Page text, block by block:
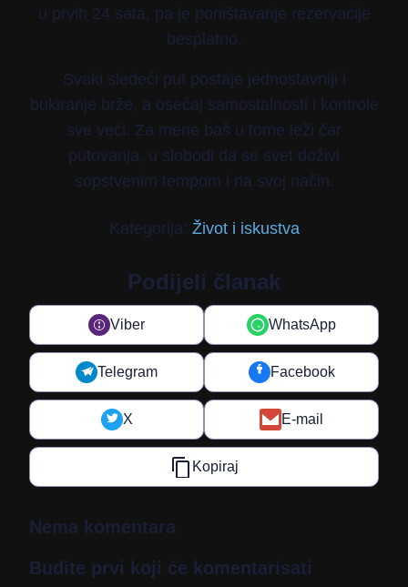
u prvih 24 sata, pa je poništavanje rezervacije
besplatno.
Svaki sledeći put postaje jednostavniji i
bukiranje brže, a osećaj samostalnosti i kontrole
sve veći. Za mene baš u tome leži čar
putovanja, u slobodi da se svet doživi
sopstvenim tempom i na svoj način.
Kategorija: Život i iskustva
Podijeli članak
Viber WhatsApp
Telegram Facebook
X E-mail
Kopiraj
Nema komentara
Budite prvi koji će komentarisati